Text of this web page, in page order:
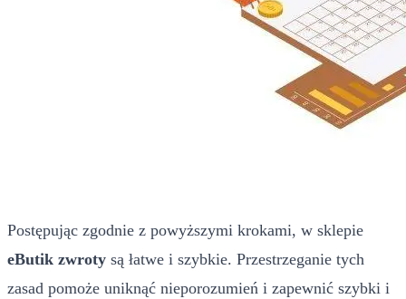
Postępując zgodnie z powyższymi krokami, w sklepie
eButik zwroty są łatwe i szybkie. Przestrzeganie tych
zasad pomoże uniknąć nieporozumień i zapewnić szybki i